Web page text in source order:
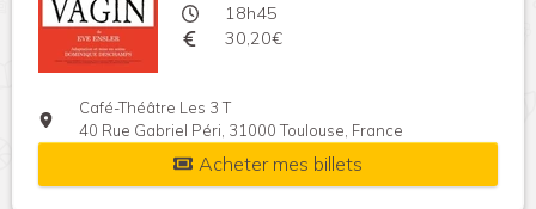
18h45
30,20€
Café-Théâtre Les 3 T
40 Rue Gabriel Péri, 31000 Toulouse, France
Acheter mes billets